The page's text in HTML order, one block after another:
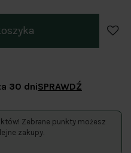
30 dniSPRAWDŹ
Zebrane punkty możesz
zakupy.